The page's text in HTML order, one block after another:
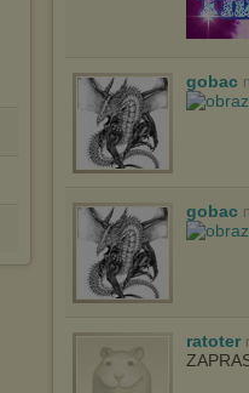
gobac
gobac
ratoter